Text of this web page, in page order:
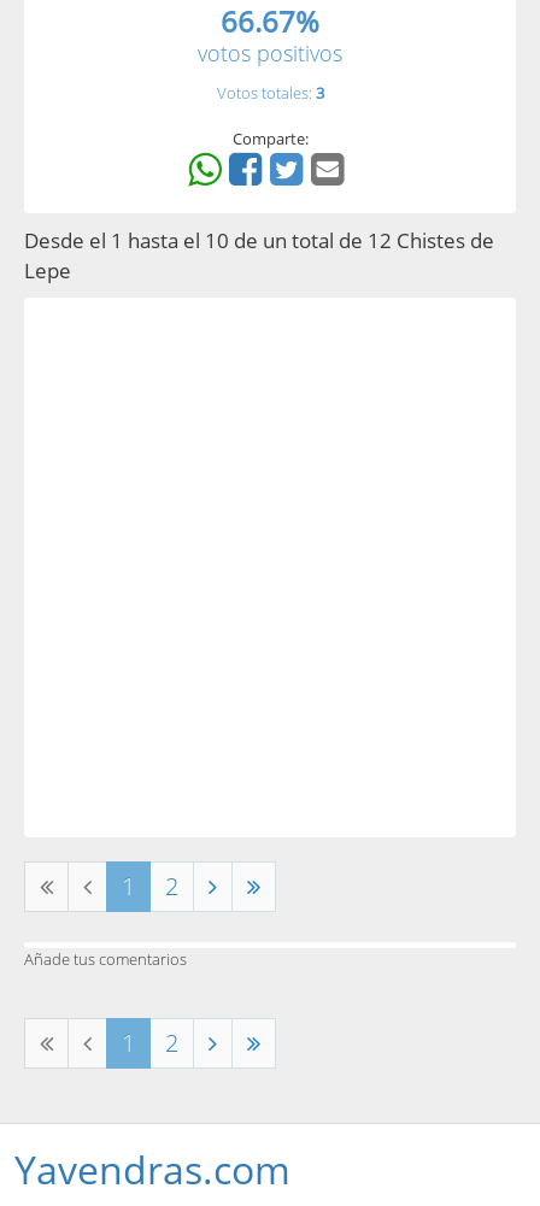
66.67%
votos positivos
Votos totales: 3
Comparte:
Desde el 1 hasta el 10 de un total de 12 Chistes de
Lepe
1 2
Añade tus comentarios
1 2
Yavendras.com